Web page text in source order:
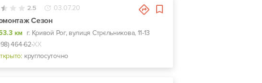
2.5 03.07.20
Сезон
км г. Кривой Рог, вулиця Стрєльникова, 11-13
464-62-ХХ
круглосуточно